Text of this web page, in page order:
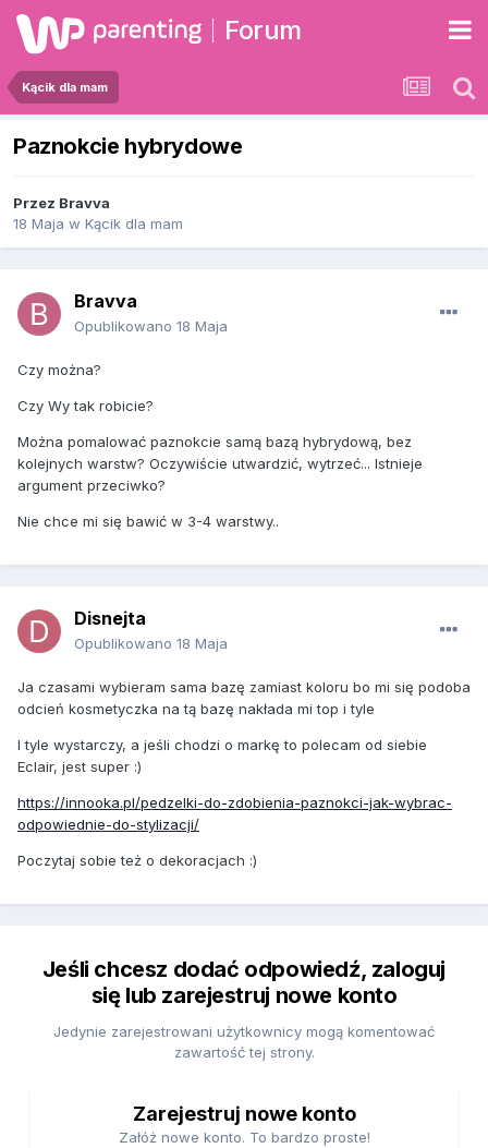
Forum
Kącik dla mam
Paznokcie hybrydowe
Przez Bravva
18 Maja w Kącik dla mam
Bravva
Opublikowano 18 Maja
Czy można?
Czy Wy tak robicie?
Można pomalować paznokcie samą bazą hybrydową, bez
kolejnych warstw? Oczywiście utwardzić, wytrzeć... Istnieje
argument przeciwko?
Nie chce mi się bawić w 3-4 warstwy..
Disnejta
Opublikowano 18 Maja
Ja czasami wybieram sama bazę zamiast koloru bo mi się podoba
odcień kosmetyczka na tą bazę nakłada mi top i tyle
I tyle wystarczy, a jeśli chodzi o markę to polecam od siebie
Eclair, jest super :)
https://innooka.pl/pedzelki-do-zdobienia-paznokci-jak-wybrac-
odpowiednie-do-stylizacji/
Poczytaj sobie też o dekoracjach :)
Jeśli chcesz dodać odpowiedź, zaloguj
się lub zarejestruj nowe konto
Jedynie zarejestrowani użytkownicy mogą komentować
zawartość tej strony.
Zarejestruj nowe konto
Załóż nowe konto. To bardzo proste!